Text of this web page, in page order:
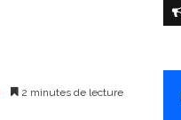
2 minutes de lecture